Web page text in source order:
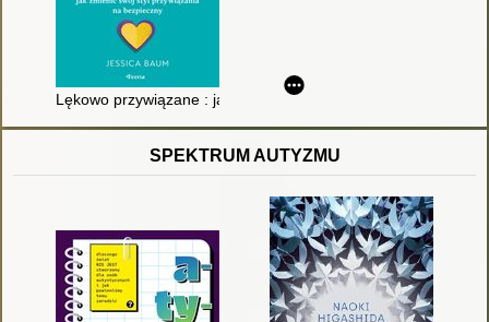
Lękowo przywiązane : jak zmienić swój styl przywiązania na
SPEKTRUM AUTYZMU